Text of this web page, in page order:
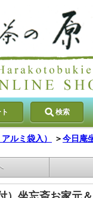
検索
ルミ袋入） ＞今日庵